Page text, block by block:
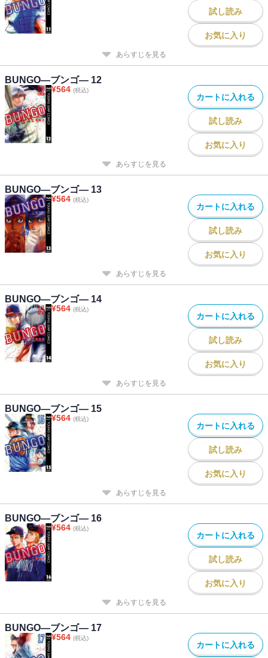
試し読み
お気に入り
あらすじを見る
BUNGO―ブンゴ― 12
¥564 (税込)
カートに入れる
試し読み
お気に入り
あらすじを見る
BUNGO―ブンゴ― 13
¥564 (税込)
カートに入れる
試し読み
お気に入り
あらすじを見る
BUNGO―ブンゴ― 14
¥564 (税込)
カートに入れる
試し読み
お気に入り
あらすじを見る
BUNGO―ブンゴ― 15
¥564 (税込)
カートに入れる
試し読み
お気に入り
あらすじを見る
BUNGO―ブンゴ― 16
¥564 (税込)
カートに入れる
試し読み
お気に入り
あらすじを見る
BUNGO―ブンゴ― 17
¥564 (税込)
カートに入れる